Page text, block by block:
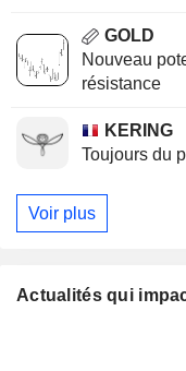
GOLD
Nouveau
résistance
KERING
Toujours du
Voir plus
Actualités qui